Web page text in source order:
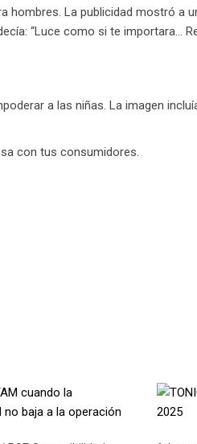
hombres. La publicidad mostró a
“Luce como si te importara…
a las niñas. La imagen
con tus consumidores.